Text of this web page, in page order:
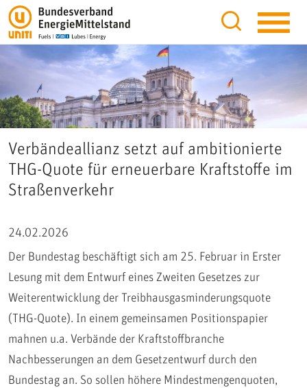
Verbändeallianz setzt auf ambitionierte
THG-Quote für erneuerbare Kraftstoffe im
Straßenverkehr
24.02.2026
Der Bundestag beschäftigt sich am 25. Februar in Erster
Lesung mit dem Entwurf eines Zweiten Gesetzes zur
Weiterentwicklung der Treibhausgasminderungsquote
(THG-Quote). In einem gemeinsamen Positionspapier
mahnen u.a. Verbände der Kraftstoffbranche
Nachbesserungen an dem Gesetzentwurf durch den
Bundestag an. So sollen höhere Mindestmengenquoten,